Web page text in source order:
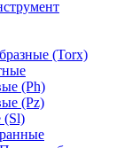
(Torx)
(Ph)
(Pz)
(Sl)